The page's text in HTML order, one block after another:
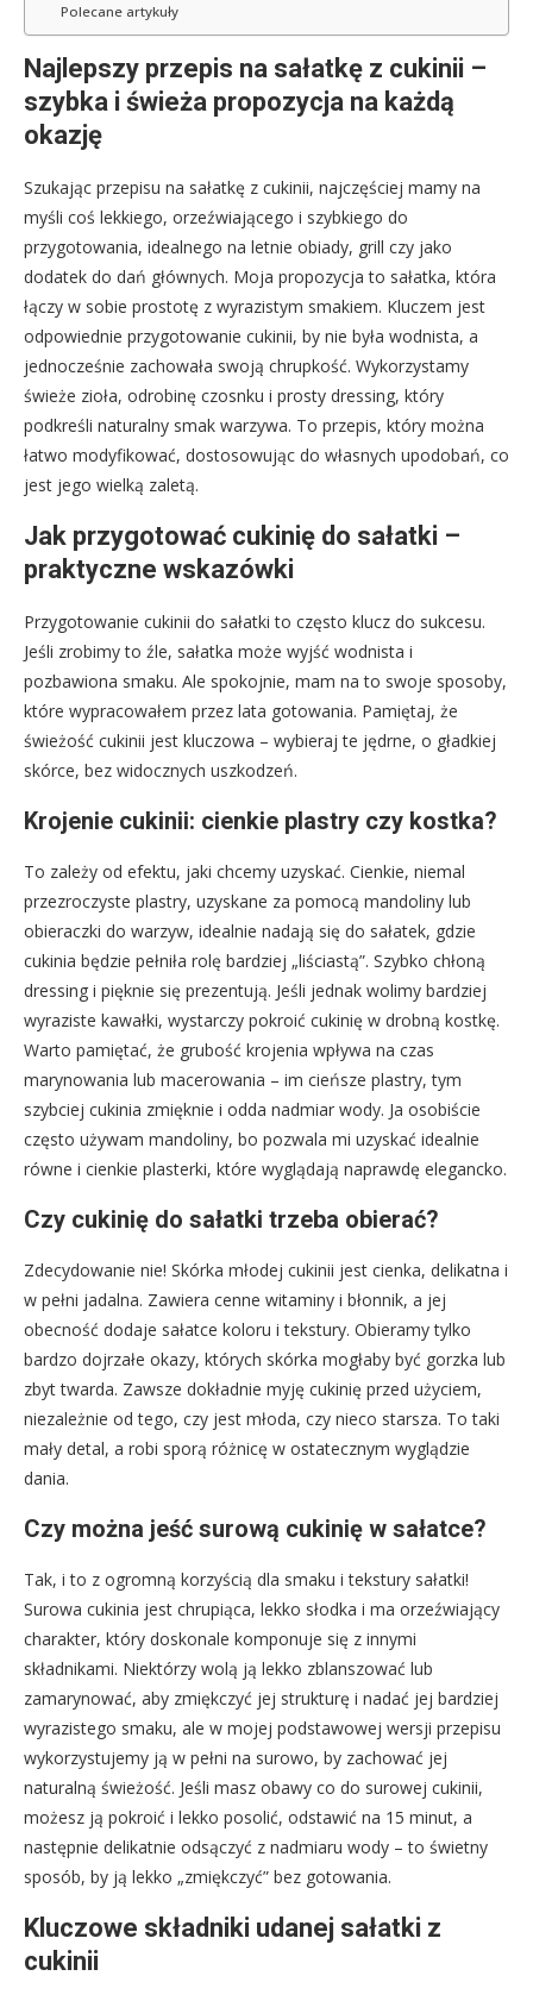
Polecane artykuły
Najlepszy przepis na sałatkę z cukinii –
szybka i świeża propozycja na każdą
okazję
Szukając przepisu na sałatkę z cukinii, najczęściej mamy na
myśli coś lekkiego, orzeźwiającego i szybkiego do
przygotowania, idealnego na letnie obiady, grill czy jako
dodatek do dań głównych. Moja propozycja to sałatka, która
łączy w sobie prostotę z wyrazistym smakiem. Kluczem jest
odpowiednie przygotowanie cukinii, by nie była wodnista, a
jednocześnie zachowała swoją chrupkość. Wykorzystamy
świeże zioła, odrobinę czosnku i prosty dressing, który
podkreśli naturalny smak warzywa. To przepis, który można
łatwo modyfikować, dostosowując do własnych upodobań, co
jest jego wielką zaletą.
Jak przygotować cukinię do sałatki –
praktyczne wskazówki
Przygotowanie cukinii do sałatki to często klucz do sukcesu.
Jeśli zrobimy to źle, sałatka może wyjść wodnista i
pozbawiona smaku. Ale spokojnie, mam na to swoje sposoby,
które wypracowałem przez lata gotowania. Pamiętaj, że
świeżość cukinii jest kluczowa – wybieraj te jędrne, o gładkiej
skórce, bez widocznych uszkodzeń.
Krojenie cukinii: cienkie plastry czy kostka?
To zależy od efektu, jaki chcemy uzyskać. Cienkie, niemal
przezroczyste plastry, uzyskane za pomocą mandoliny lub
obieraczki do warzyw, idealnie nadają się do sałatek, gdzie
cukinia będzie pełniła rolę bardziej „liściastą”. Szybko chłoną
dressing i pięknie się prezentują. Jeśli jednak wolimy bardziej
wyraziste kawałki, wystarczy pokroić cukinię w drobną kostkę.
Warto pamiętać, że grubość krojenia wpływa na czas
marynowania lub macerowania – im cieńsze plastry, tym
szybciej cukinia zmięknie i odda nadmiar wody. Ja osobiście
często używam mandoliny, bo pozwala mi uzyskać idealnie
równe i cienkie plasterki, które wyglądają naprawdę elegancko.
Czy cukinię do sałatki trzeba obierać?
Zdecydowanie nie! Skórka młodej cukinii jest cienka, delikatna i
w pełni jadalna. Zawiera cenne witaminy i błonnik, a jej
obecność dodaje sałatce koloru i tekstury. Obieramy tylko
bardzo dojrzałe okazy, których skórka mogłaby być gorzka lub
zbyt twarda. Zawsze dokładnie myję cukinię przed użyciem,
niezależnie od tego, czy jest młoda, czy nieco starsza. To taki
mały detal, a robi sporą różnicę w ostatecznym wyglądzie
dania.
Czy można jeść surową cukinię w sałatce?
Tak, i to z ogromną korzyścią dla smaku i tekstury sałatki!
Surowa cukinia jest chrupiąca, lekko słodka i ma orzeźwiający
charakter, który doskonale komponuje się z innymi
składnikami. Niektórzy wolą ją lekko zblanszować lub
zamarynować, aby zmiękczyć jej strukturę i nadać jej bardziej
wyrazistego smaku, ale w mojej podstawowej wersji przepisu
wykorzystujemy ją w pełni na surowo, by zachować jej
naturalną świeżość. Jeśli masz obawy co do surowej cukinii,
możesz ją pokroić i lekko posolić, odstawić na 15 minut, a
następnie delikatnie odsączyć z nadmiaru wody – to świetny
sposób, by ją lekko „zmiękczyć” bez gotowania.
Kluczowe składniki udanej sałatki z
cukinii